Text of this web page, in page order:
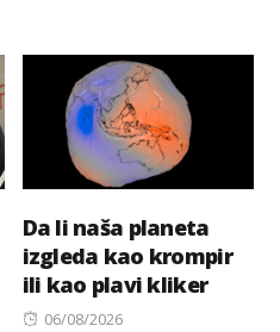
Da li naša planeta
izgleda kao krompir
ili kao plavi kliker
Posted
06/08/2026